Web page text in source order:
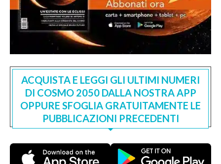
ACQUISTA E LEGGI GLI ULTIMI NUMERI
DI COSMO 2050 DALLA NOSTRA APP
OPPURE SFOGLIA GRATUITAMENTE LE
PUBBLICAZIONI PRECEDENTI